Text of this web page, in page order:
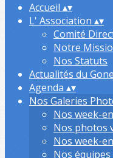
Accueil ▴▾
L' Association ▴▾
Comité
Notre
Nos Statuts
Actualités du Gone
Agenda ▴▾
Nos Galeries
Nos week-
Nos photos
Nos week-
Nos équipes